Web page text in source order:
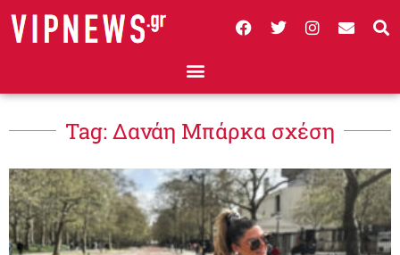
Tag: Δανάη Μπάρκα σχέση